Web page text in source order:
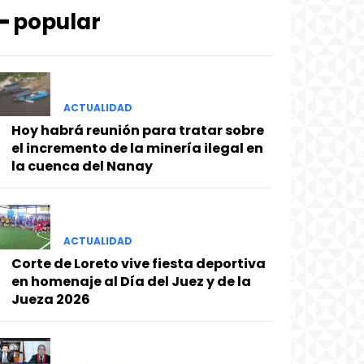
popular
ACTUALIDAD
Hoy habrá reunión para tratar sobre
el incremento de la minería ilegal en
la cuenca del Nanay
ACTUALIDAD
Corte de Loreto vive fiesta deportiva
en homenaje al Día del Juez y de la
Jueza 2026